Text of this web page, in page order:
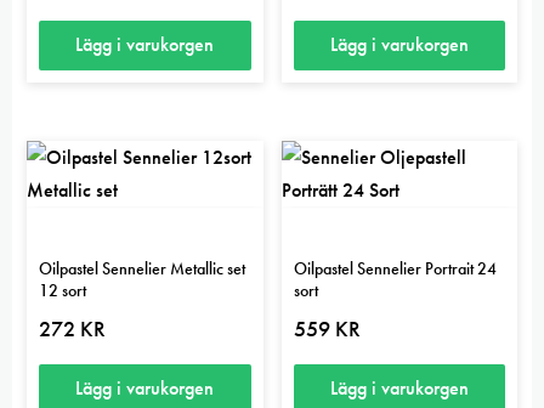
Lägg i varukorgen Lägg i varukorgen
Oilpastel Sennelier Metallic set
12 sort
272 KR
Lägg i varukorgen
Oilpastel Sennelier Portrait 24
sort
559 KR
Lägg i varukorgen